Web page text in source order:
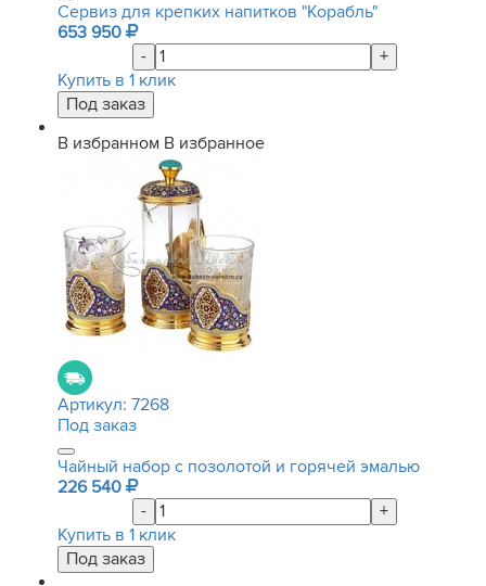
Сервиз для крепких напитков "Корабль"
653 950
-
+
Купить в 1 клик
В избранном В избранное
Артикул: 7268
Под заказ
Чайный набор с позолотой и горячей эмалью
226 540
-
+
Купить в 1 клик